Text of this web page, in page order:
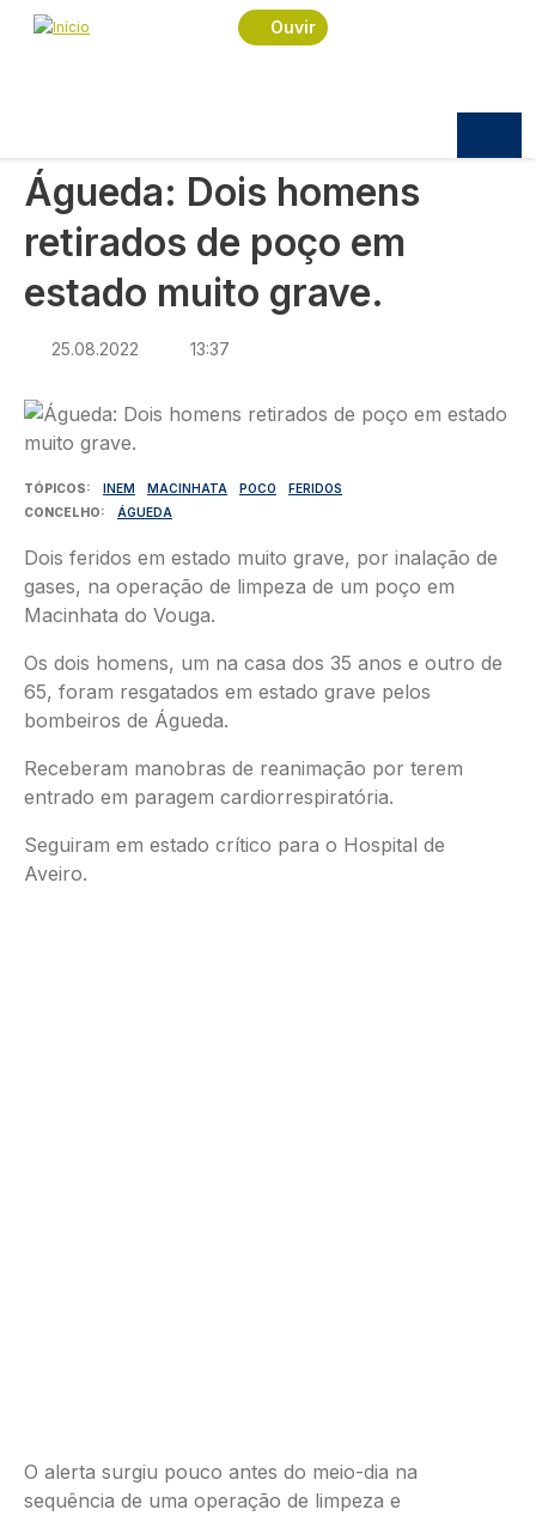
Passar para o conteúdo principal
Ouvir
Navegação estrutural
Início
Sociedade
Águeda: Dois homens retirados de poço em
Águeda: Dois homens
retirados de poço em
estado muito grave.
25.08.2022 13:37
Imagem
TÓPICOS INEM MACINHATA POCO
FERIDOS
CONCELHO
ÁGUEDA
Dois feridos em estado muito grave, por inalação de
gases, na operação de limpeza de um poço em
Macinhata do Vouga.
Os dois homens, um na casa dos 35 anos e outro de
65, foram resgatados em estado grave pelos
bombeiros de Águeda.
Receberam manobras de reanimação por terem
entrado em paragem cardiorrespiratória.
Seguiram em estado crítico para o Hospital de
Aveiro.
O alerta surgiu pouco antes do meio-dia na
sequência de uma operação de limpeza e